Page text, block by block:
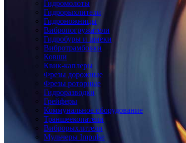
Гидромолоты
Гидрорыхлители
Гидроножницы
Вибропогружатели
Гидробуры и шнеки
Вибротрамбовки
Ковши
Квик-каплеры
Фрезы дорожные
Фрезы роторные
Гидроразводки
Грейферы
Коммунальное оборудование
Траншеекопатели
Виброрыхлители
Мульчеры Impulse